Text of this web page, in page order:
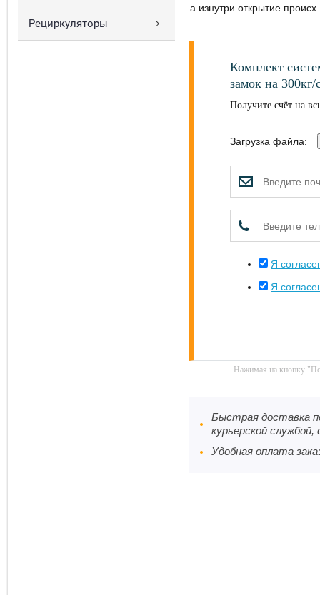
Рециркуляторы
а изнутри открытие
Комплект
замок на
Получите счёт на
Загрузка файла:
Я
Я
Нажимая на кнопку
Быстрая доставка
курьерской службой,
Удобная оплата